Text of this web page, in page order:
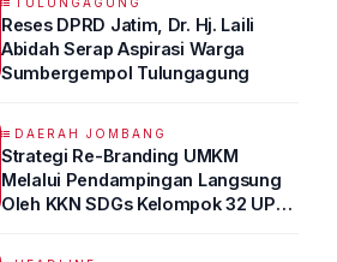
Reses DPRD Jatim, Dr. Hj. Laili
Abidah Serap Aspirasi Warga
Sumbergempol Tulungagung
DAERAH JOMBANG
Strategi Re-Branding UMKM
Melalui Pendampingan Langsung
Oleh KKN SDGs Kelompok 32 UPN